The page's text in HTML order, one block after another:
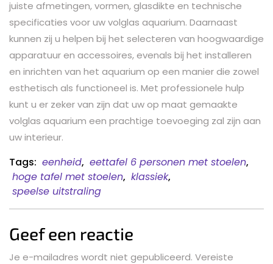
juiste afmetingen, vormen, glasdikte en technische
specificaties voor uw volglas aquarium. Daarnaast
kunnen zij u helpen bij het selecteren van hoogwaardige
apparatuur en accessoires, evenals bij het installeren
en inrichten van het aquarium op een manier die zowel
esthetisch als functioneel is. Met professionele hulp
kunt u er zeker van zijn dat uw op maat gemaakte
volglas aquarium een prachtige toevoeging zal zijn aan
uw interieur.
Tags: eenheid, eettafel 6 personen met stoelen,
hoge tafel met stoelen, klassiek,
speelse uitstraling
Geef een reactie
Je e-mailadres wordt niet gepubliceerd. Vereiste